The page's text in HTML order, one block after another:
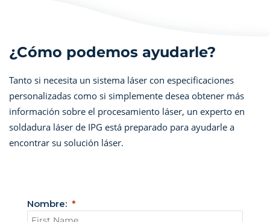
¿Cómo podemos ayudarle?
Tanto si necesita un sistema láser con especificaciones
personalizadas como si simplemente desea obtener más
información sobre el procesamiento láser, un experto en
soldadura láser de IPG está preparado para ayudarle a
encontrar su solución láser.
Nombre: